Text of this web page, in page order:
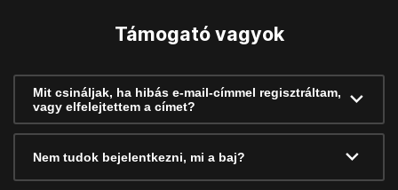
Támogató vagyok
Mit csináljak, ha hibás e-mail-címmel regisztráltam,
vagy elfelejtettem a címet?
Nem tudok bejelentkezni, mi a baj?